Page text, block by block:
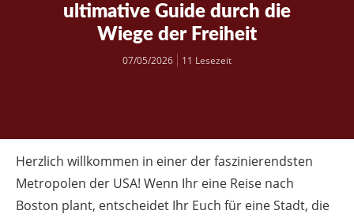
ultimative Guide durch die
Wiege der Freiheit
07/05/2026 11 Lesezeit
Herzlich willkommen in einer der faszinierendsten
Metropolen der USA! Wenn Ihr eine Reise nach
Boston plant, entscheidet Ihr Euch für eine Stadt, die